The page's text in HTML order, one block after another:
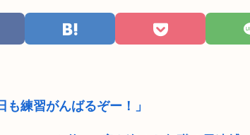
も練習がんばるぞー！」